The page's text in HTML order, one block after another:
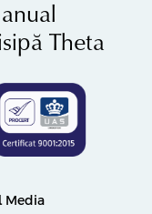
Theta
Media